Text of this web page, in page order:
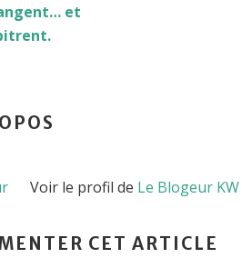
et
Voir le profil de Le Blogeur KW
CET ARTICLE